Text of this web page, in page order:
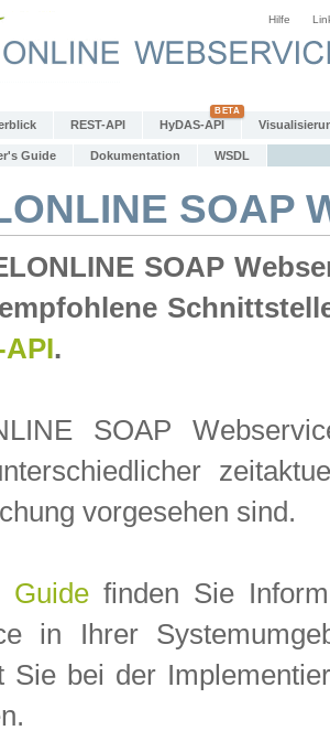
Hilfe
REST-API HyDAS-API
Guide Dokumentation WSDL
SOAP
SOAP
API.
SOAP
vorgesehen sind.
Guidefinden Sie
in Ihrer
Sie bei der